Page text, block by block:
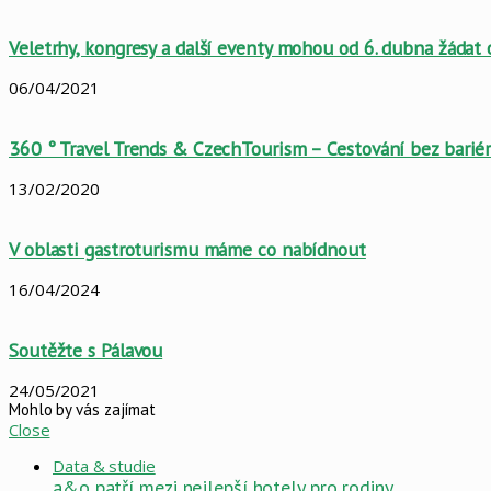
Veletrhy, kongresy a další eventy mohou od 6. dubna žádat
06/04/2021
360 ° Travel Trends & CzechTourism – Cestování bez bariér
13/02/2020
V oblasti gastroturismu máme co nabídnout
16/04/2024
Soutěžte s Pálavou
24/05/2021
Mohlo by vás zajímat
Close
Data & studie